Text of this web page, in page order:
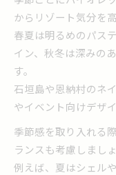
からリゾート気分を
春夏は明るめのパス
イン、秋冬は深みの
す。
石垣島や恩納村のネ
やイベント向けデザ
季節感を取り入れる
ランスも考慮しましょ
例えば、夏はシェル